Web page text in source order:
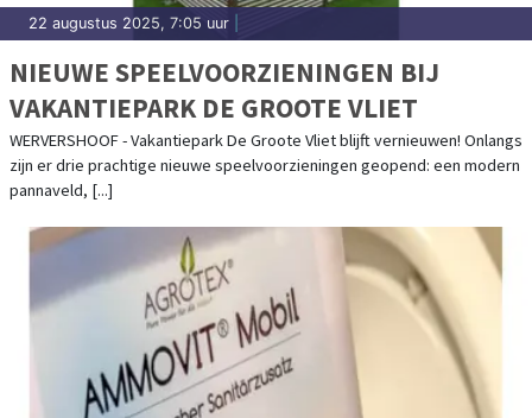
22 augustus 2025, 7:05 uur
NIEUWE SPEELVOORZIENINGEN BIJ
VAKANTIEPARK DE GROOTE VLIET
WERVERSHOOF - Vakantiepark De Groote Vliet blijft vernieuwen! Onlangs
zijn er drie prachtige nieuwe speelvoorzieningen geopend: een modern
pannaveld, [...]